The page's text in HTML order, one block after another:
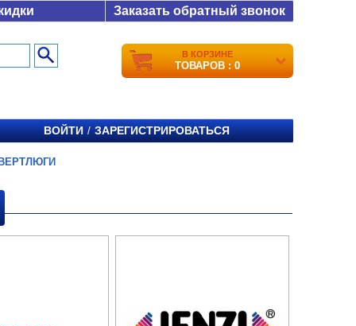
Заказать обратный звонок
В КОРЗИНЕ
ТОВАРОВ : 0
ВОЙТИ / ЗАРЕГИСТРИРОВАТЬСЯ